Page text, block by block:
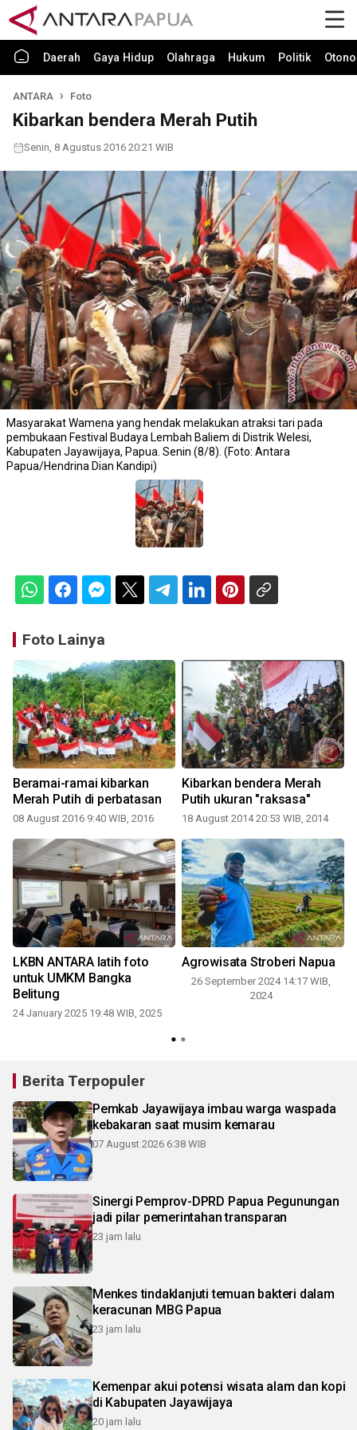
Daerah Gaya Hidup Olahraga Hukum Politik
ANTARA Foto
Kibarkan bendera Merah Putih
Senin, 8 Agustus 2016 20:21 WIB
Masyarakat Wamena yang hendak melakukan atraksi tari pada
pembukaan Festival Budaya Lembah Baliem di Distrik Welesi,
Kabupaten Jayawijaya, Papua. Senin (8/8). (Foto: Antara
Papua/Hendrina Dian Kandipi)
Foto Lainya
Beramai-ramai kibarkan
Merah Putih di perbatasan
08 August 2016 9:40 WIB, 2016
Kibarkan bendera Merah
Putih ukuran "raksasa"
18 August 2014 20:53 WIB, 2014
LKBN ANTARA latih foto
untuk UMKM Bangka
Belitung
24 January 2025 19:48 WIB, 2025
Agrowisata Stroberi Napua
26 September 2024 14:17 WIB,
2024
Berita Terpopuler
Pemkab Jayawijaya imbau warga waspada
kebakaran saat musim kemarau
07 August 2026 6:38 WIB
Sinergi Pemprov-DPRD Papua Pegunungan
jadi pilar pemerintahan transparan
23 jam lalu
Menkes tindaklanjuti temuan bakteri dalam
keracunan MBG Papua
23 jam lalu
Kemenpar akui potensi wisata alam dan kopi
di Kabupaten Jayawijaya
20 jam lalu